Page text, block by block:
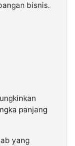
bisnis.
panjang
yang